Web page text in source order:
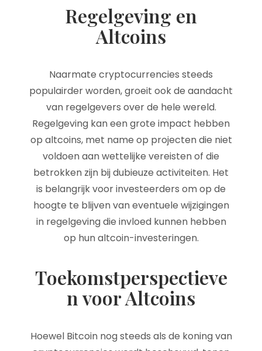
Regelgeving en
Altcoins
Naarmate cryptocurrencies steeds
populairder worden, groeit ook de aandacht
van regelgevers over de hele wereld.
Regelgeving kan een grote impact hebben
op altcoins, met name op projecten die niet
voldoen aan wettelijke vereisten of die
betrokken zijn bij dubieuze activiteiten. Het
is belangrijk voor investeerders om op de
hoogte te blijven van eventuele wijzigingen
in regelgeving die invloed kunnen hebben
op hun altcoin-investeringen.
Toekomstperspectieve
n voor Altcoins
Hoewel Bitcoin nog steeds als de koning van